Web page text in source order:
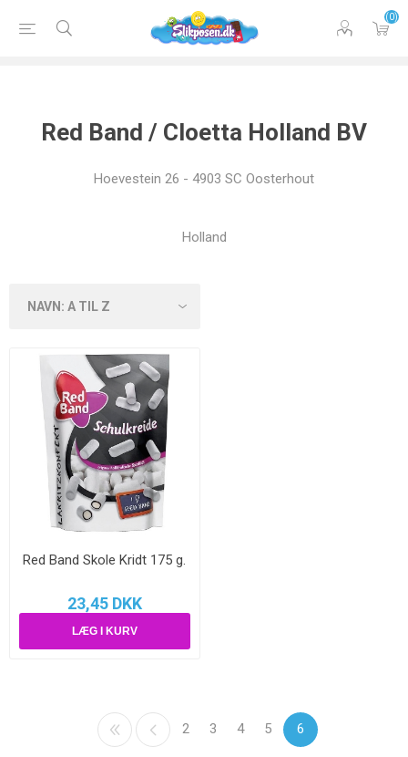
(0)
Red Band / Cloetta Holland BV
Hoevestein 26 - 4903 SC Oosterhout
Holland
Red Band Skole Kridt 175 g.
23,45 DKK
2 3 4 5 6